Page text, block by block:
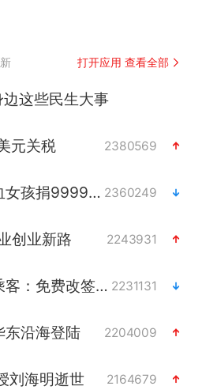
打开应用 查看全部
这些民生大事
元关税 2380569
李亚鹏向地铁吐血女孩捐99999元 2360249
创业新路 2243931
被泰航拒载中国乘客：免费改签没兑现 2231131
东沿海登陆 2204009
刘海明逝世 2164679